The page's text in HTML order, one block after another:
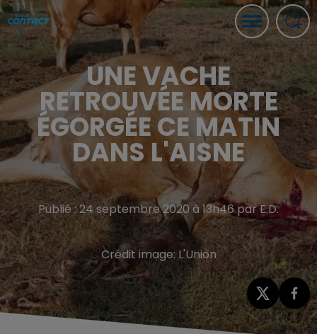
UNE VACHE
RETROUVÉE MORTE
ÉGORGÉE CE MATIN
DANS L'AISNE
Publié : 24 septembre 2020 à 13h46 par E.D.
Crédit image: L'Union